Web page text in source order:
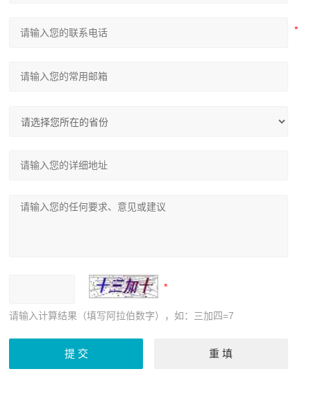
请输入计算结果（填写阿拉伯数字），如：三加四=7